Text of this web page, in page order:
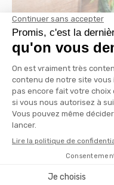
Comment réduire
pendant les fêtes
Repas de Noël Par
Les fêtes de fin